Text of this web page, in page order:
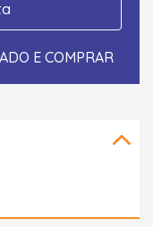
E COMPRAR